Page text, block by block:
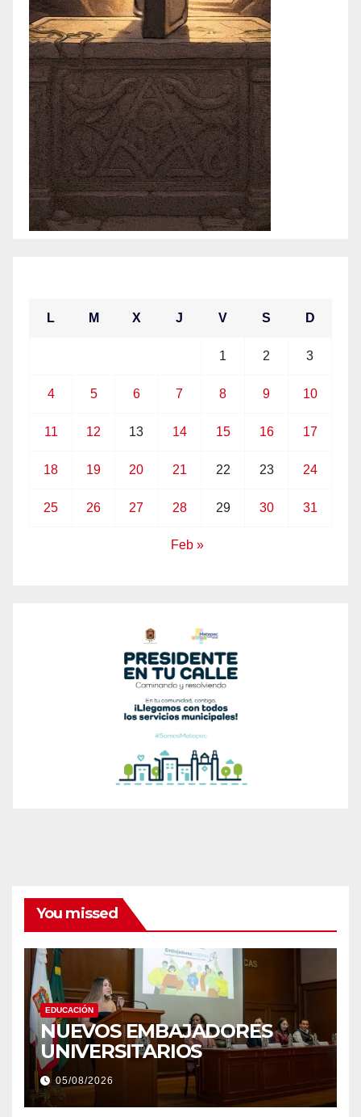
L M X J V S D
1 2 3
4 5 6 7 8 9 10
11 12 13 14 15 16 17
18 19 20 21 22 23 24
25 26 27 28 29 30 31
Feb »
You missed
EDUCACIÓN
NUEVOS EMBAJADORES
UNIVERSITARIOS
05/08/2026